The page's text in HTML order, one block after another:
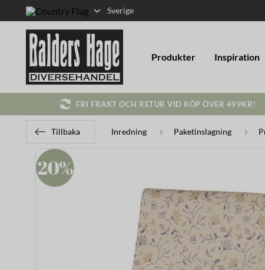
Sverige
Produkter Inspiration
FRI FRAKT OCH RETUR VID KÖP ÖVER 499KR!
Tillbaka Inredning Paketinslagning